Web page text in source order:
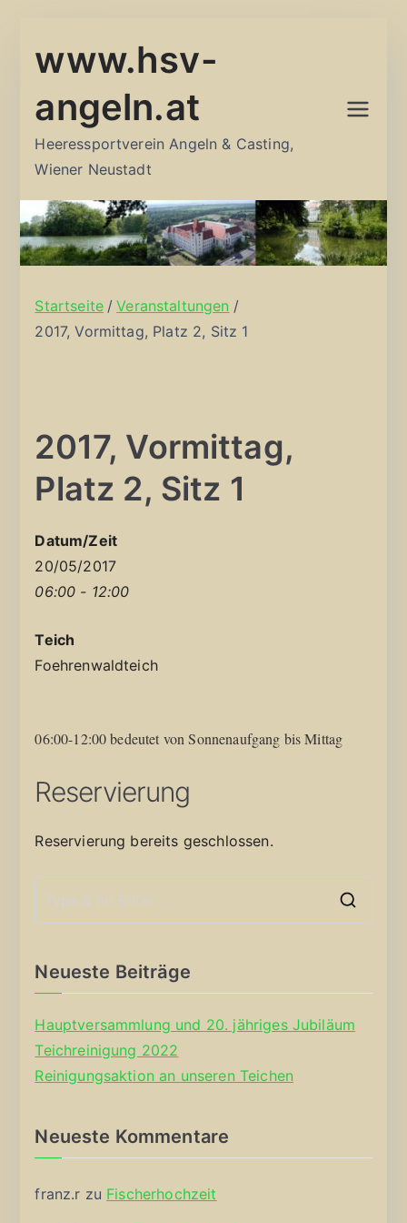
Inhalt
www.hsv-
angeln.at
Heeressportverein Angeln & Casting,
Wiener Neustadt
Startseite
Veranstaltungen
2017, Vormittag, Platz 2, Sitz 1
2017, Vormittag,
Platz 2, Sitz 1
Datum/Zeit
20/05/2017
06:00 - 12:00
Teich
Foehrenwaldteich
06:00-12:00 bedeutet von Sonnenaufgang bis Mittag
Reservierung
Reservierung bereits geschlossen.
Neueste Beiträge
Hauptversammlung und 20. jähriges Jubiläum
Teichreinigung 2022
Reinigungsaktion an unseren Teichen
Neueste Kommentare
franz.r zu Fischerhochzeit